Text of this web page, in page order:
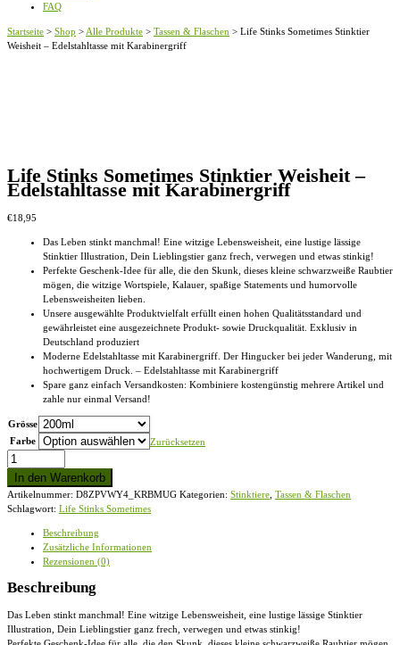
FAQ
Startseite > Shop > Alle Produkte > Tassen & Flaschen > Life Stinks Sometimes Stinktier
Weisheit – Edelstahltasse mit Karabinergriff
Life Stinks Sometimes Stinktier Weisheit –
Edelstahltasse mit Karabinergriff
€18,95
Das Leben stinkt manchmal! Eine witzige Lebensweisheit, eine lustige lässige
Stinktier Illustration, Dein Lieblingstier ganz frech, verwegen und etwas stinkig!
Perfekte Geschenk-Idee für alle, die den Skunk, dieses kleine schwarzweiße Raubtier
mögen, die witzige Wortspiele, Kalauer, spaßige Statements und humorvolle
Lebensweisheiten lieben.
Unsere ausgewählte Produktvielfalt erfüllt einen hohen Qualitätsstandard und
gewährleistet eine ausgezeichnete Produkt- sowie Druckqualität. Exklusiv in
Deutschland produziert
Moderne Edelstahltasse mit Karabinergriff. Der Hingucker bei jeder Wanderung, mit
hochwertigem Druck. – Edelstahltasse mit Karabinergriff
Spare ganz einfach Versandkosten: Kombiniere kostengünstig mehrere Artikel und
zahle nur einmal Versand!
Grösse
Farbe
Zurücksetzen
Life
Stinks
Sometimes
Stinktier
Weisheit
Edelstahltasse
Menge
In den Warenkorb
Artikelnummer: D8ZPVWY4_KRBMUG Kategorien: Stinktiere Tassen & Flaschen
Schlagwort: Life Stinks Sometimes
Beschreibung
Zusätzliche Informationen
Rezensionen (0)
Beschreibung
Das Leben stinkt manchmal! Eine witzige Lebensweisheit, eine lustige lässige Stinktier
Illustration, Dein Lieblingstier ganz frech, verwegen und etwas stinkig!